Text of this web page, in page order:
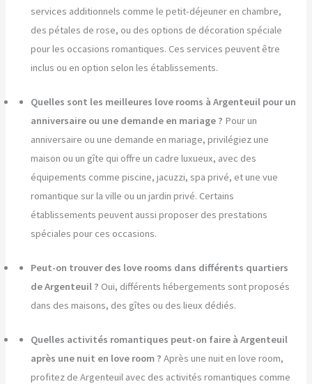
services additionnels comme le petit-déjeuner en chambre,
des pétales de rose, ou des options de décoration spéciale
pour les occasions romantiques. Ces services peuvent être
inclus ou en option selon les établissements.
Quelles sont les meilleures love rooms à Argenteuil pour un
anniversaire ou une demande en mariage ? Pour un
anniversaire ou une demande en mariage, privilégiez une
maison ou un gîte qui offre un cadre luxueux, avec des
équipements comme piscine, jacuzzi, spa privé, et une vue
romantique sur la ville ou un jardin privé. Certains
établissements peuvent aussi proposer des prestations
spéciales pour ces occasions.
Peut-on trouver des love rooms dans différents quartiers
de Argenteuil ? Oui, différents hébergements sont proposés
dans des maisons, des gîtes ou des lieux dédiés.
Quelles activités romantiques peut-on faire à Argenteuil
après une nuit en love room ? Après une nuit en love room,
profitez de Argenteuil avec des activités romantiques comme